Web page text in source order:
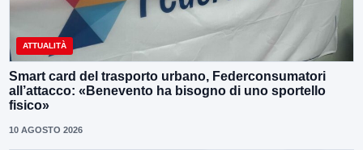
ATTUALITÀ
Smart card del trasporto urbano, Federconsumatori
all’attacco: «Benevento ha bisogno di uno sportello
fisico»
10 AGOSTO 2026